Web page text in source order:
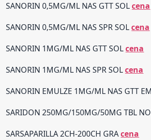
SANORIN 0,5MG/ML NAS GTT SOLcena
SANORIN 0,5MG/ML NAS SPR SOLcena
SANORIN 1MG/ML NAS GTT SOLcena
SANORIN 1MG/ML NAS SPR SOLcena
SANORIN EMULZE 1MG/ML NAS GTT
SARIDON 250MG/150MG/50MG TBL
SARSAPARILLA 2CH-200CH GRAcena